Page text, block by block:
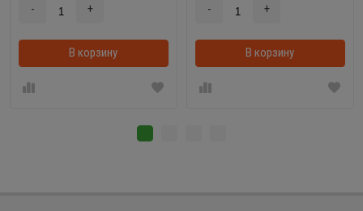
- +
В корзину В корзинке
- +
В корзину